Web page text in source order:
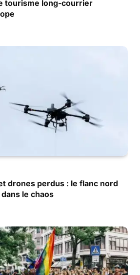
tourisme long-courrier
drones perdus : le flanc nord
dans le chaos